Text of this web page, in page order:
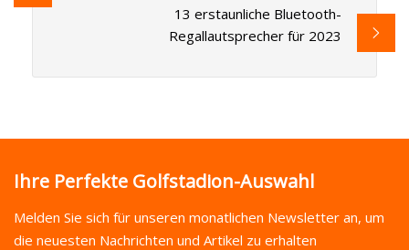
13 erstaunliche Bluetooth-
Regallautsprecher für 2023
Ihre Perfekte Golfstadion-Auswahl
Melden Sie sich für unseren monatlichen Newsletter an, um
die neuesten Nachrichten und Artikel zu erhalten